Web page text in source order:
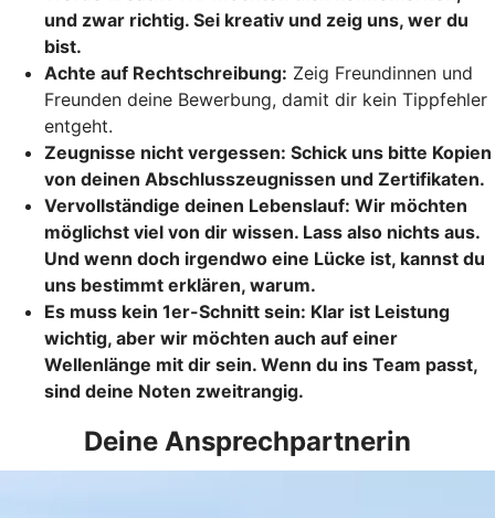
und zwar richtig. Sei kreativ und zeig uns, wer du
bist.
Achte auf Rechtschreibung: Zeig Freundinnen und
Freunden deine Bewerbung, damit dir kein Tippfehler
entgeht.
Zeugnisse nicht vergessen: Schick uns bitte Kopien
von deinen Abschlusszeugnissen und Zertifikaten.
Vervollständige deinen Lebenslauf: Wir möchten
möglichst viel von dir wissen. Lass also nichts aus.
Und wenn doch irgendwo eine Lücke ist, kannst du
uns bestimmt erklären, warum.
Es muss kein 1er-Schnitt sein: Klar ist Leistung
wichtig, aber wir möchten auch auf einer
Wellenlänge mit dir sein. Wenn du ins Team passt,
sind deine Noten zweitrangig.
Deine Ansprechpartnerin